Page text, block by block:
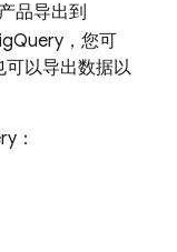
品导出到
，您可
可以导出数据以
：